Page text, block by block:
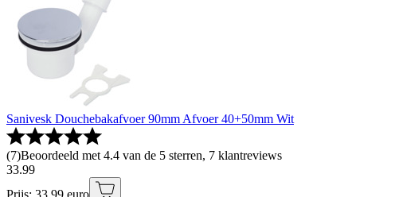
Sanivesk Douchebakafvoer 90mm Afvoer 40+50mm Wit
(7)Beoordeeld met 4.4 van de 5 sterren, 7 klantreviews
33.99